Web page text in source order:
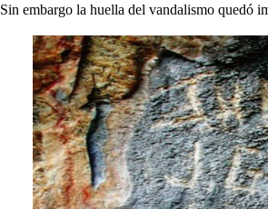
Sin embargo la huella del vandalismo quedó